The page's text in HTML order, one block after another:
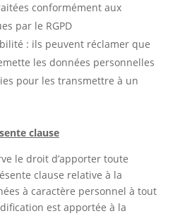
conformément aux
par le RGPD
: ils peuvent réclamer que
les données personnelles
pour les transmettre à un
clause
le droit d’apporter toute
clause relative à la
à caractère personnel à tout
est apportée à la